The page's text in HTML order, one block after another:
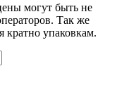
могут быть не
Так же
кратно упаковкам.